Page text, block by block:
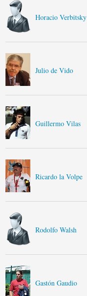
Horacio Verbitsky
Julio de Vido
Guillermo Vilas
Ricardo la Volpe
Rodolfo Walsh
Gastón Gaudio